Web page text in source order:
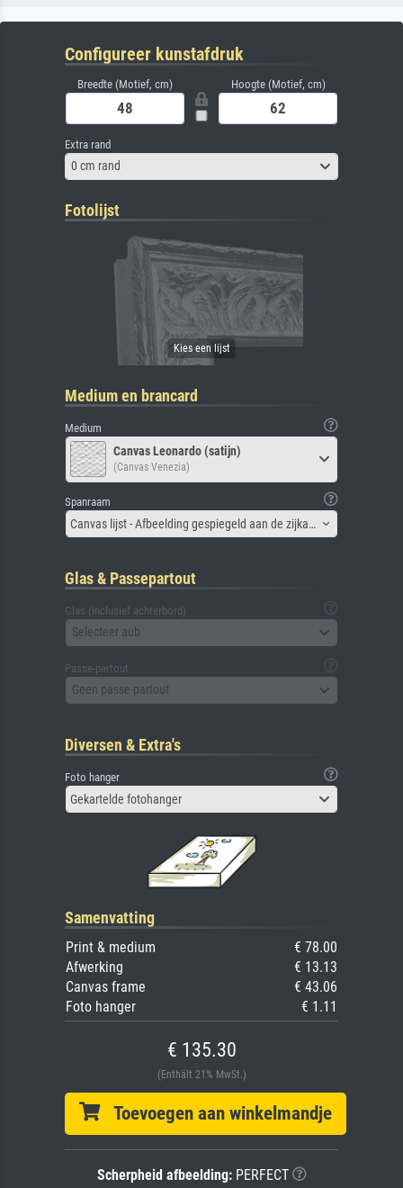
Configureer kunstafdruk
Breedte (Motief, cm) Hoogte (Motief, cm)
Extra rand
0 cm rand
Fotolijst
Medium en brancard
Medium
Canvas Leonardo (satijn)
(Canvas Venezia)
Spanraam
Canvas lijst - Afbeelding gespiegeld aan de zijkant
Glas & Passepartout
Glas (inclusief achterbord)
Selecteer aub
Passe-partout
Geen passe-partout
Diversen & Extra's
Foto hanger
Gekartelde fotohanger
Samenvatting
Print & medium
€ 78.00
Afwerking
€ 13.13
Canvas frame
€ 43.06
Foto hanger
€ 1.11
€ 135.30
(Enthält 21% MwSt.)
Toevoegen aan winkelmandje
Scherpheid afbeelding:PERFECT